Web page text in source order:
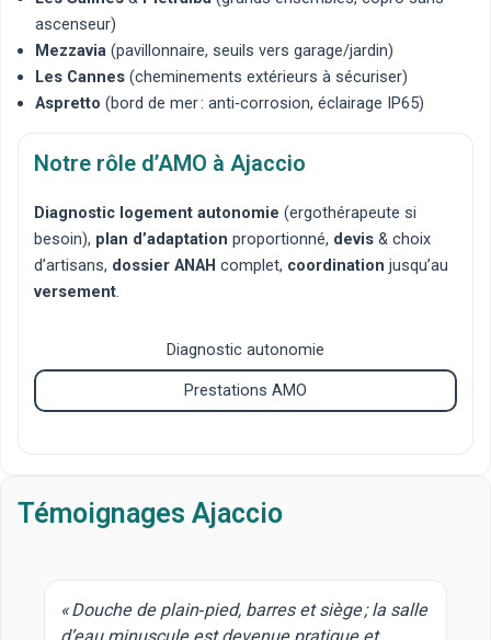
ascenseur)
Mezzavia(pavillonnaire, seuils vers garage/jardin)
Les Cannes(cheminements extérieurs à sécuriser)
Aspretto (bord de mer : anti‑corrosion, éclairage IP65)
Notre rôle d’AMO à Ajaccio
Diagnostic logement autonomie (ergothérapeute si
besoin), plan d’adaptation proportionné, devis & choix
d’artisans, dossier ANAH complet, coordination jusqu’au
versement.
Diagnostic autonomie
Prestations AMO
Témoignages Ajaccio
« Douche de plain‑pied, barres et siège ; la salle
d’eau minuscule est devenue pratique et